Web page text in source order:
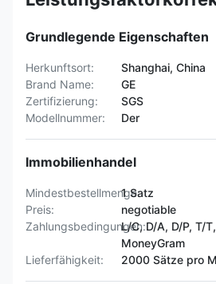
Grundlegende Eigenschaften
Herkunftsort:
Shanghai, China
Brand Name:
GE
Zertifizierung:
SGS
Modellnummer:
Der
Immobilienhandel
Mindestbestellmenge:
1 Satz
Preis:
negotiable
Zahlungsbedingungen:L/C, D/A, D/P, T/
MoneyGram
Lieferfähigkeit:
2000 Sätze pro